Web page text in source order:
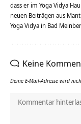
dass er im Yoga Vidya
neuen Beiträgen aus
Yoga Vidya in Bad
Keine
Deine E-Mail-Adresse wird